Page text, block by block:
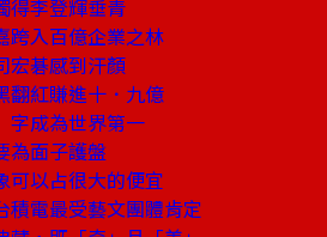
得李登輝垂青
跨入百億企業之林
宏碁感到汗顏
翻紅賺進十．九億
字成為世界第一
為面子護盤
可以占很大的便宜
積電最受藝文團體肯定